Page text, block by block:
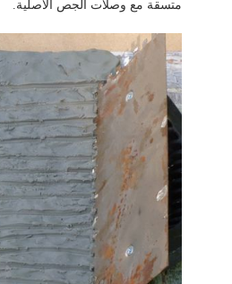
متسقة مع وصلات الجص الأصلية.